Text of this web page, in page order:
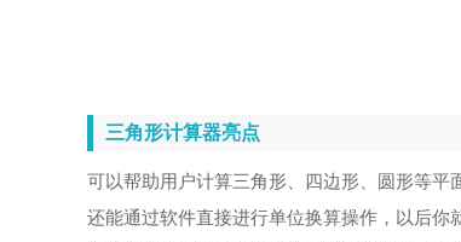
三角形计算器亮点
可以帮助用户计算三角形、四边形、圆形等平
还能通过软件直接进行单位换算操作，以后你